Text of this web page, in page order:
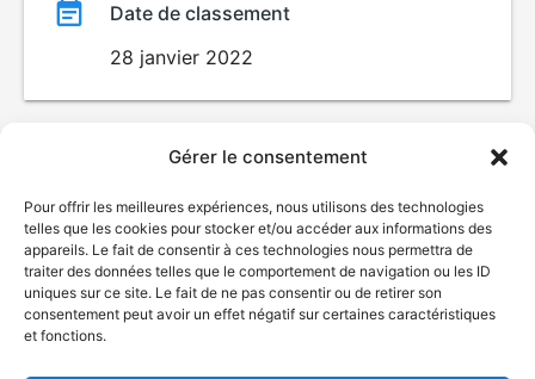
Gérer le consentement
Pour offrir les meilleures expériences, nous utilisons des technologies
telles que les cookies pour stocker et/ou accéder aux informations des
appareils. Le fait de consentir à ces technologies nous permettra de
traiter des données telles que le comportement de navigation ou les ID
uniques sur ce site. Le fait de ne pas consentir ou de retirer son
consentement peut avoir un effet négatif sur certaines caractéristiques
et fonctions.
Date de classement
28 janvier 2022